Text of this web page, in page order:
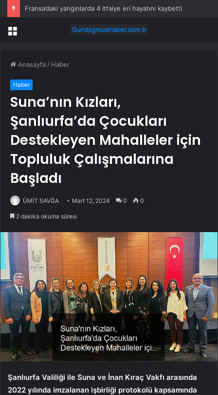
Menü
Anasayfa / Haber
Haber
Suna’nın Kızları,
Şanlıurfa’da Çocukları
Destekleyen Mahalleler için
Topluluk Çalışmalarına
Başladı
ÜMİT SAVĞA Mart 12, 2024 0 0
2 dakika okuma süresi
Şanlıurfa Valiliği ile Suna ve İnan Kıraç Vakfı arasında
2022 yılında imzalanan işbirliği protokolü kapsamında